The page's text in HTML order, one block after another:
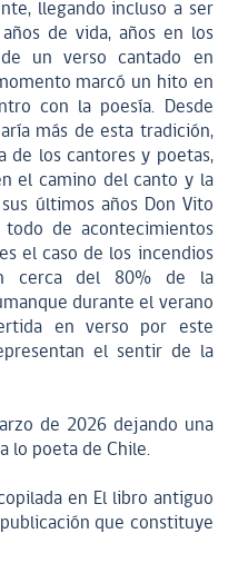
llegando incluso a ser
de vida, años en los
un verso cantado en
marcó un hito en
con la poesía. Desde
más de esta tradición,
de los cantores y poetas,
el camino del canto y la
últimos años Don Vito
de acontecimientos
el caso de los incendios
cerca del 80% de la
durante el verano
en verso por este
el sentir de la
de 2026 dejando una
lo poeta de Chile.
en El libro antiguo
que constituye